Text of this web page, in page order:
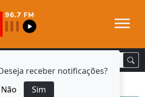
receber notificações?
Não
Sim